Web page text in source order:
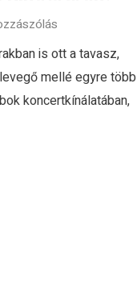
is ott a tavasz,
mellé egyre több
koncertkínálatában,